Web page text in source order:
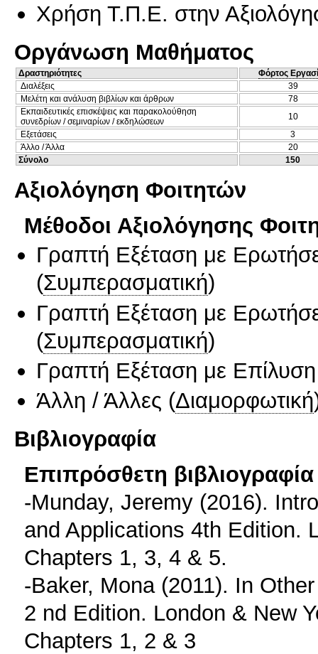
Χρήση Τ.Π.Ε. στην
Οργάνωση Μαθήματος
Δραστηριότητες
Φόρτος
Διαλέξεις
39
Μελέτη και ανάλυση βιβλίων και άρθρων
78
Εκπαιδευτικές επισκέψεις και παρακολούθηση
συνεδρίων / σεμιναρίων / εκδηλώσεων
10
Εξετάσεις
3
Άλλο / Άλλα
20
Σύνολο
150
Αξιολόγηση Φοιτητών
Μέθοδοι Αξιολόγησης
Γραπτή Εξέταση με
(Συμπερασματική)
Γραπτή Εξέταση με
(Συμπερασματική)
Γραπτή Εξέταση με
Άλλη / Άλλες (Διαμορφωτική
Βιβλιογραφία
Επιπρόσθετη βιβλιογραφία
-Munday, Jeremy (2016).
and Applications 4th Edition.
Chapters 1, 3, 4 & 5.
-Baker, Mona (2011). In
2 nd Edition. London & New
Chapters 1, 2 & 3